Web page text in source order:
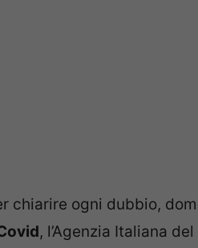
chiarire ogni dubbio,
, l’Agenzia Italiana